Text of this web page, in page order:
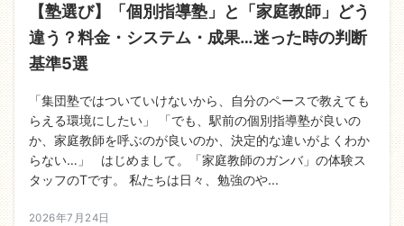
【塾選び】「個別指導塾」と「家庭教師」どう
違う？料金・システム・成果…迷った時の判断
基準5選
「集団塾ではついていけないから、自分のペースで教えても
らえる環境にしたい」 「でも、駅前の個別指導塾が良いの
か、家庭教師を呼ぶのが良いのか、決定的な違いがよくわか
らない…」 はじめまして。「家庭教師のガンバ」の体験ス
タッフのTです。 私たちは日々、勉強のや...
2026年7月24日